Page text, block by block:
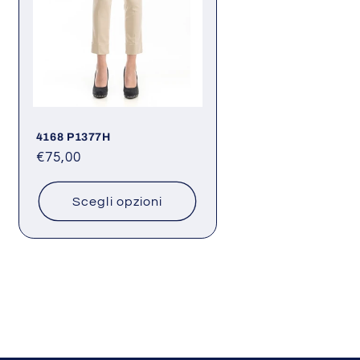
4168 P1377H
Prezzo
listino
€75,00
Scegli opzioni